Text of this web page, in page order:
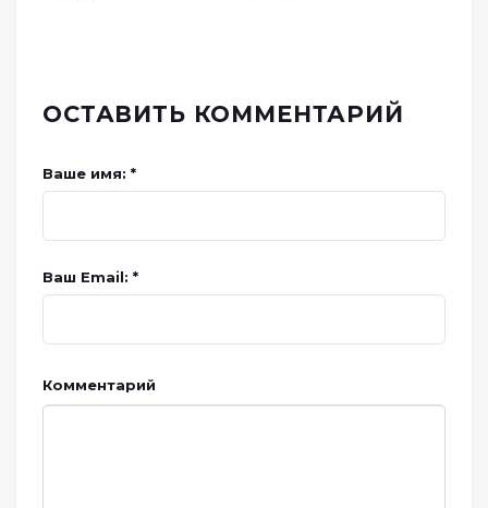
ОСТАВИТЬ КОММЕНТАРИЙ
Ваше имя: *
Ваш Email: *
Комментарий